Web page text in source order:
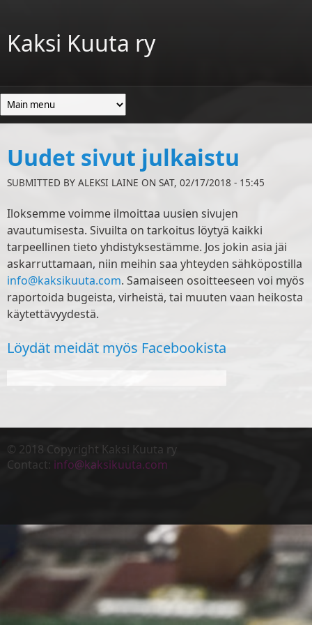
Kaksi Kuuta ry
Uudet sivut julkaistu
SUBMITTED BY ALEKSI LAINE ON SAT, 02/17/2018 - 15:45
Iloksemme voimme ilmoittaa uusien sivujen
avautumisesta. Sivuilta on tarkoitus löytyä kaikki
tarpeellinen tieto yhdistyksestämme. Jos jokin asia jäi
askarruttamaan, niin meihin saa yhteyden sähköpostilla
info@kaksikuuta.com. Samaiseen osoitteeseen voi myös
raportoida bugeista, virheistä, tai muuten vaan heikosta
käytettävyydestä.
Löydät meidät myös Facebookista
© 2018 Copyright Kaksi Kuuta ry
Contact: info@kaksikuuta.com